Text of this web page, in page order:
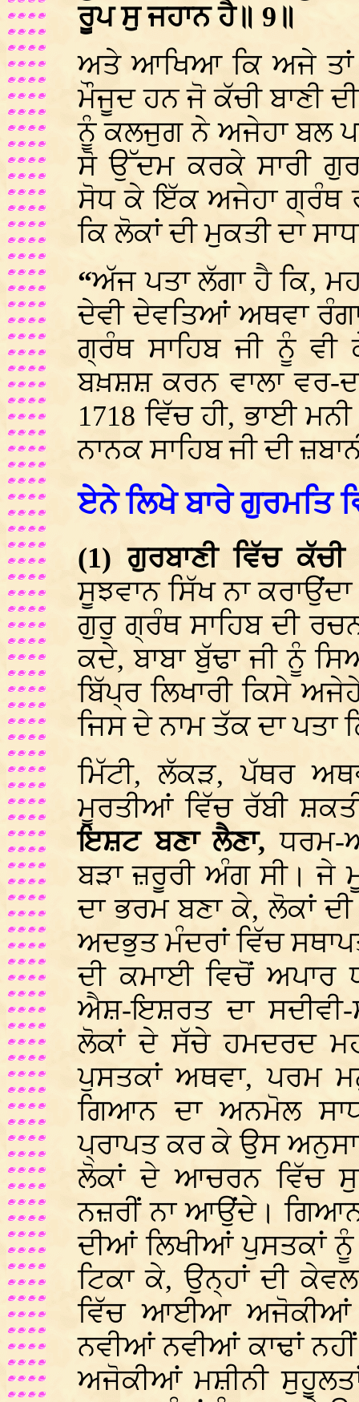
ਰੂਪ ਸੁ ਜਹਾਨ ਹੈ॥ 9॥
ਅਤੇ ਆਖਿਆ ਕਿ ਅਜੇ ਤਾਂ
ਮੌਜੂਦ ਹਨ ਜੋ ਕੱਚੀ ਬਾਣੀ
ਨੂੰ ਕਲਜੁਗ ਨੇ ਅਜੇਹਾ ਬਲ
ਸੋ ਉੱਦਮ ਕਰਕੇ ਸਾਰੀ
ਸੋਧ ਕੇ ਇੱਕ ਅਜੇਹਾ ਗ੍ਰੰਥ
ਕਿ ਲੋਕਾਂ ਦੀ ਮੁਕਤੀ ਦਾ
“ਅੱਜ ਪਤਾ ਲੱਗਾ ਹੈ ਕਿ,
ਦੇਵੀ ਦੇਵਤਿਆਂ ਅਥਵਾ
ਗ੍ਰੰਥ ਸਾਹਿਬ ਜੀ ਨੂੰ ਵੀ
ਬਖ਼ਸ਼ਸ਼ ਕਰਨ ਵਾਲਾ ਵਰ-
1718 ਵਿੱਚ ਹੀ, ਭਾਈ
ਨਾਨਕ ਸਾਹਿਬ ਜੀ ਦੀ
ਏਨੇ ਲਿਖੇ ਬਾਰੇ ਗੁਰਮਤਿ
(1) ਗੁਰਬਾਣੀ ਵਿੱਚ
ਸੂਝਵਾਨ ਸਿੱਖ ਨਾ
ਗੁਰੁ ਗ੍ਰੰਥ ਸਾਹਿਬ ਦੀ
ਕਦੇ, ਬਾਬਾ ਬੁੱਢਾ ਜੀ ਨੂੰ
ਬਿੱਪ੍ਰ ਲਿਖਾਰੀ ਕਿਸੇ
ਜਿਸ ਦੇ ਨਾਮ ਤੱਕ ਦਾ ਪਤਾ
ਮਿੱਟੀ, ਲੱਕੜ, ਪੱਥਰ
ਮੂਰਤੀਆਂ ਵਿੱਚ ਰੱਬੀ
ਇਸ਼ਟ ਬਣਾ ਲੈਣਾ,ਧਰਮ-
ਬੜਾ ਜ਼ਰੂਰੀ ਅੰਗ ਸੀ। ਜੇ
ਦਾ ਭਰਮ ਬਣਾ ਕੇ, ਲੋਕਾਂ
ਅਦਭੁਤ ਮੰਦਰਾਂ ਵਿੱਚ
ਦੀ ਕਮਾਈ ਵਿਚੋਂ ਅਪਾਰ
ਐਸ਼-ਇਸ਼ਰਤ ਦਾ
ਲੋਕਾਂ ਦੇ ਸੱਚੇ ਹਮਦਰਦ
ਪੁਸਤਕਾਂ ਅਥਵਾ, ਪਰਮ
ਗਿਆਨ ਦਾ ਅਨਮੋਲ
ਪ੍ਰਾਪਤ ਕਰ ਕੇ ਉਸ
ਲੋਕਾਂ ਦੇ ਆਚਰਨ ਵਿੱਚ
ਨਜ਼ਰੀਂ ਨਾ ਆਉਂਦੇ। ਗਿਆਨ
ਦੀਆਂ ਲਿਖੀਆਂ ਪੁਸਤਕਾਂ ਨੂੰ
ਟਿਕਾ ਕੇ, ਉਨ੍ਹਾਂ ਦੀ ਕੇਵਲ
ਵਿੱਚ ਆਈਆ ਅਜੋਕੀਆਂ
ਨਵੀਆਂ ਨਵੀਆਂ ਕਾਢਾਂ
ਅਜੋਕੀਆਂ ਮਸ਼ੀਨੀ